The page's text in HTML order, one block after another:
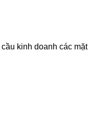
kinh doanh các mặt